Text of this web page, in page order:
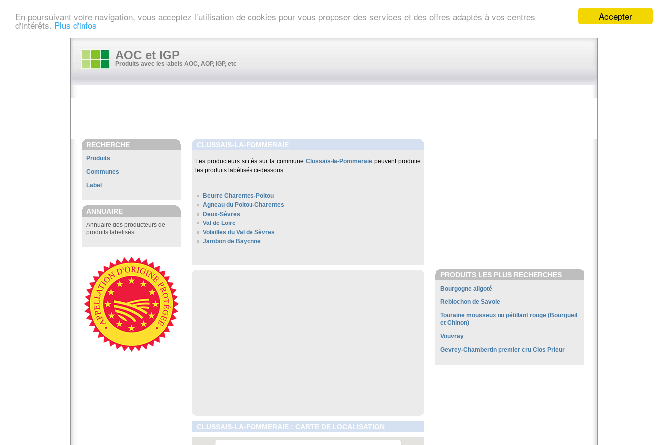
Accepter
En poursuivant votre navigation, vous acceptez l’utilisation de cookies pour vous proposer des services et des offres adaptés à vos centres
d'intérêts. Plus d'infos
AOC et IGP
Produits avec les labels AOC, AOP, IGP, etc
RECHERCHE
Produits
Communes
Label
ANNUAIRE
Annuaire des producteurs de
produits labelisés
CLUSSAIS-LA-POMMERAIE
Les producteurs situés sur la commune Clussais-la-Pommeraie peuvent produire
les produits labélisés ci-dessous:
Beurre Charentes-Poitou
Agneau du Poitou-Charentes
Deux-Sèvres
Val de Loire
Volailles du Val de Sèvres
Jambon de Bayonne
CLUSSAIS-LA-POMMERAIE : CARTE DE LOCALISATION
PRODUITS LES PLUS RECHERCHES
Bourgogne aligoté
Reblochon de Savoie
Touraine mousseux ou pétillant rouge (Bourgueil
et Chinon)
Vouvray
Gevrey-Chambertin premier cru Clos Prieur